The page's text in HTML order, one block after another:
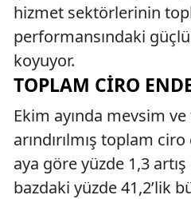
hizmet sektörlerinin
performansındaki
koyuyor.
TOPLAM CIRO
Ekim ayında mevsim
arındırılmış toplam
aya göre yüzde 1,3 artış
bazdaki yüzde 41,2’lik